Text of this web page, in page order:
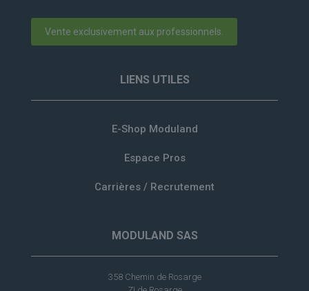
Vente exclusivement aux professionnels.
LIENS UTILES
E-Shop Moduland
Espace Pros
Carrières / Recrutement
MODULAND SAS
358 Chemin de Rosarge